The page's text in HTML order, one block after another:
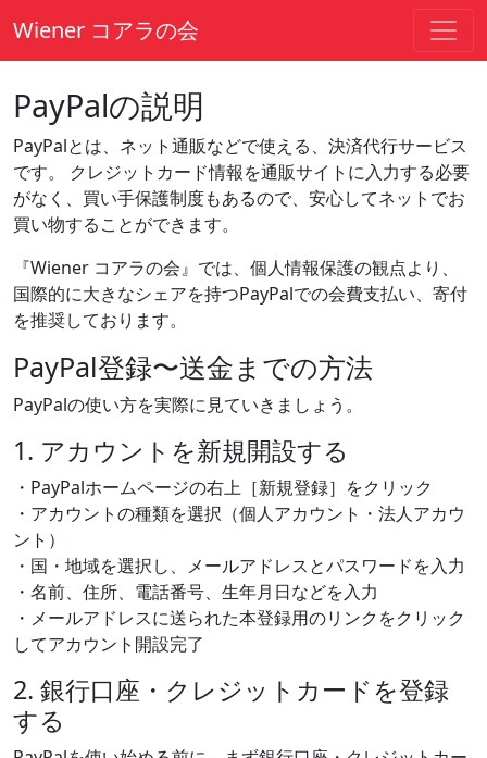
Main Navigation
Wiener コアラの会
PayPalの説明
PayPalとは、ネット通販などで使える、決済代行サービス
です。 クレジットカード情報を通販サイトに入力する必要
がなく、買い手保護制度もあるので、安心してネットでお
買い物することができます。
『Wiener コアラの会』では、個人情報保護の観点より、
国際的に大きなシェアを持つPayPalでの会費支払い、寄付
を推奨しております。
PayPal登録〜送金までの方法
PayPalの使い方を実際に見ていきましょう。
1. アカウントを新規開設する
・PayPalホームページの右上［新規登録］をクリック
・アカウントの種類を選択（個人アカウント・法人アカウ
ント）
・国・地域を選択し、メールアドレスとパスワードを入力
・名前、住所、電話番号、生年月日などを入力
・メールアドレスに送られた本登録用のリンクをクリック
してアカウント開設完了
2. 銀行口座・クレジットカードを登録
する